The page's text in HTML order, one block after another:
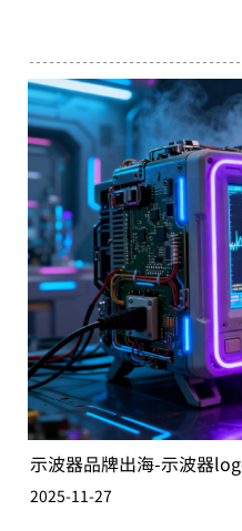
示波器品牌出海-示波器
2025-11-27